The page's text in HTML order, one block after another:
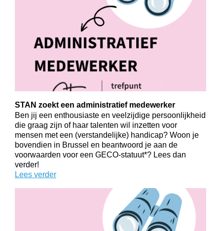
STAN zoekt een administratief medewerker
Ben jij een enthousiaste en veelzijdige persoonlijkheid
die graag zijn of haar talenten wil inzetten voor
mensen met een (verstandelijke) handicap? Woon je
bovendien in Brussel en beantwoord je aan de
voorwaarden voor een GECO-statuut*? Lees dan
verder!
Lees verder